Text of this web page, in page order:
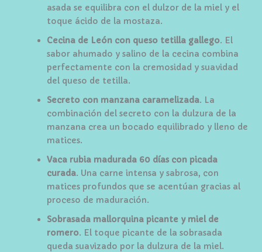
asada se equilibra con el dulzor de la miel y el
toque ácido de la mostaza.
Cecina de León con queso tetilla gallego. El
sabor ahumado y salino de la cecina combina
perfectamente con la cremosidad y suavidad
del queso de tetilla.
Secreto con manzana caramelizada. La
combinación del secreto con la dulzura de la
manzana crea un bocado equilibrado y lleno de
matices.
Vaca rubia madurada 60 días con picada
curada. Una carne intensa y sabrosa, con
matices profundos que se acentúan gracias al
proceso de maduración.
Sobrasada mallorquina picante y miel de
romero. El toque picante de la sobrasada
queda suavizado por la dulzura de la miel.